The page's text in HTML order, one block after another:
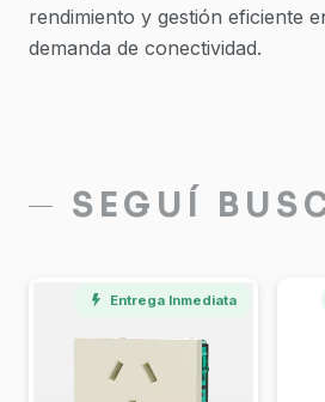
rendimiento y gestión eficiente
demanda de conectividad.
SEGUÍ